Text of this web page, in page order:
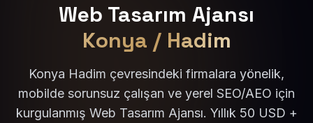
Web Tasarım Ajansı
Konya / Hadim
Konya Hadim çevresindeki firmalara yönelik,
mobilde sorunsuz çalışan ve yerel SEO/AEO için
kurgulanmış Web Tasarım Ajansı. Yıllık 50 USD +